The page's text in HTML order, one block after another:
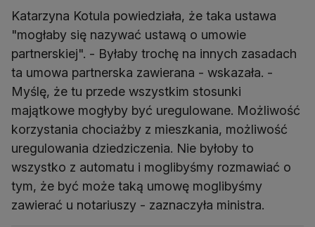
Katarzyna Kotula powiedziała, że taka ustawa
"mogłaby się nazywać ustawą o umowie
partnerskiej". - Byłaby trochę na innych zasadach
ta umowa partnerska zawierana - wskazała. -
Myślę, że tu przede wszystkim stosunki
majątkowe mogłyby być uregulowane. Możliwość
korzystania chociażby z mieszkania, możliwość
uregulowania dziedziczenia. Nie byłoby to
wszystko z automatu i moglibyśmy rozmawiać o
tym, że być może taką umowę moglibyśmy
zawierać u notariuszy - zaznaczyła ministra.